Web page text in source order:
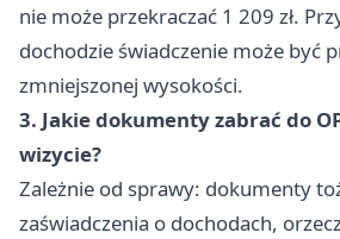
nie może przekraczać 1 209 zł.
dochodzie świadczenie może być
zmniejszonej wysokości.
3. Jakie dokumenty zabrać do
wizycie?
Zależnie od sprawy: dokumenty
zaświadczenia o dochodach,